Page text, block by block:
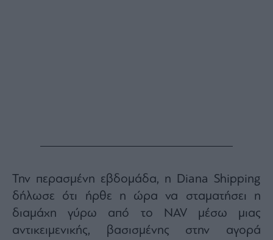
Την περασμένη εβδομάδα, η Diana Shipping
δήλωσε ότι ήρθε η ώρα να σταματήσει η
διαμάχη γύρω από το NAV μέσω μιας
αντικειμενικής, βασισμένης στην αγορά